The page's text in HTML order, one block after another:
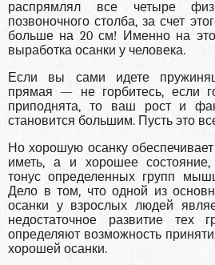
распрямлял все четыре
позвоночного столба, за счет
больше на 20 см! Именно на
выработка осанки у человека.
Если вы сами идете
прямая — не горбитесь, если
приподнята, то ваш рост и
становится большим. Пусть это
Но хорошую осанку
иметь, а и хорошее
тонус определенных групп
Дело в том, что одной из
осанки у взрослых людей
недостаточное развитие тех
определяют возможность
хорошей осанки.